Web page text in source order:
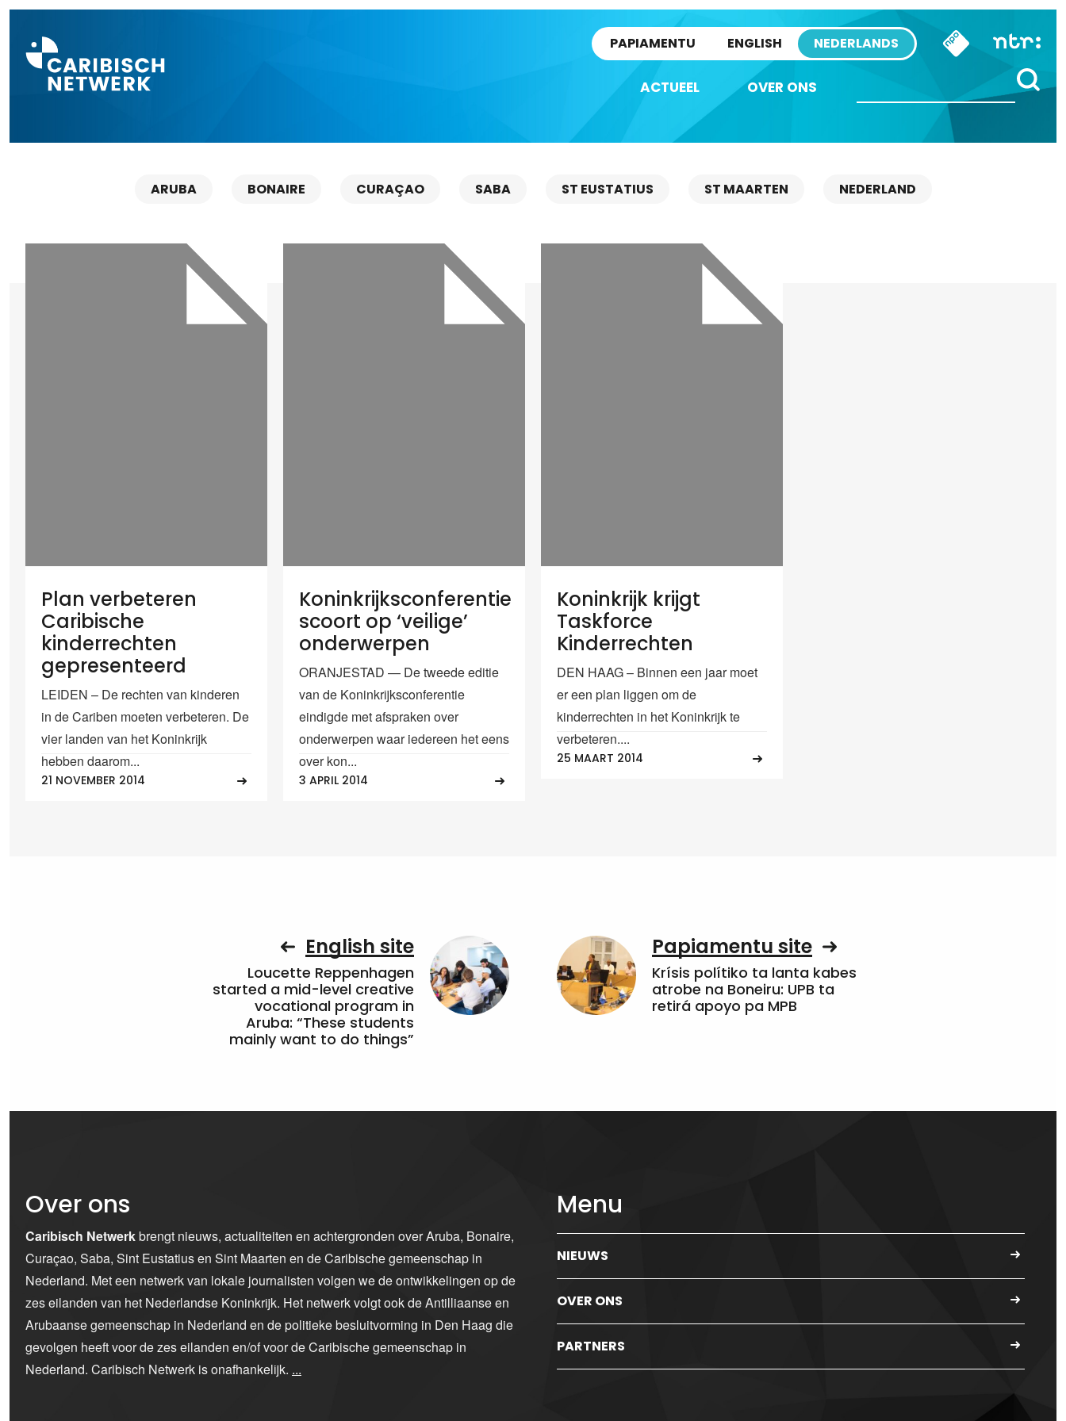
PAPIAMENTU ENGLISH NEDERLANDS
ACTUEEL OVER ONS
ARUBA BONAIRE CURAÇAO SABA ST EUSTATIUS ST MAARTEN NEDERLAND
Plan verbeteren
Caribische
kinderrechten
gepresenteerd
LEIDEN – De rechten van kinderen
in de Cariben moeten verbeteren. De
vier landen van het Koninkrijk
hebben daarom...
21 NOVEMBER 2014
Koninkrijksconferentie
scoort op ‘veilige’
onderwerpen
ORANJESTAD — De tweede editie
van de Koninkrijksconferentie
eindigde met afspraken over
onderwerpen waar iedereen het eens
over kon...
3 APRIL 2014
Koninkrijk krijgt
Taskforce
Kinderrechten
DEN HAAG – Binnen een jaar moet
er een plan liggen om de
kinderrechten in het Koninkrijk te
verbeteren....
25 MAART 2014
English site
Loucette Reppenhagen
started a mid-level creative
vocational program in
Aruba: “These students
mainly want to do things”
Papiamentu site
Krísis polítiko ta lanta kabes
atrobe na Boneiru: UPB ta
retirá apoyo pa MPB
Over ons
Caribisch Netwerkbrengt nieuws, actualiteiten en achtergronden over Aruba, Bonaire,
Curaçao, Saba, Sint Eustatius en Sint Maarten en de Caribische gemeenschap in
Nederland. Met een netwerk van lokale journalisten volgen we de ontwikkelingen op de
zes eilanden van het Nederlandse Koninkrijk. Het netwerk volgt ook de Antilliaanse en
Arubaanse gemeenschap in Nederland en de politieke besluitvorming in Den Haag die
gevolgen heeft voor de zes eilanden en/of voor de Caribische gemeenschap in
Nederland. Caribisch Netwerk is onafhankelijk. ...
Menu
NIEUWS
OVER ONS
PARTNERS